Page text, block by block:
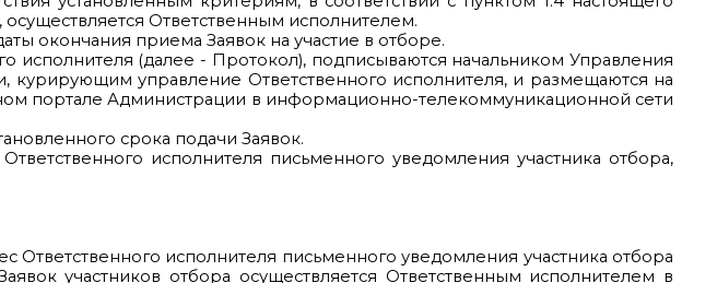
Ответственным исполнителем.
окончания приема Заявок на участие в отборе.
(далее - Протокол), подписываются начальником Управления
управление Ответственного исполнителя, и размещаются на
портале Администрации в информационно-телекоммуникационной сети
срока подачи Заявок.
исполнителя письменного уведомления участника отбора,
Ответственного исполнителя письменного уведомления участника отбора
участников отбора осуществляется Ответственным исполнителем в